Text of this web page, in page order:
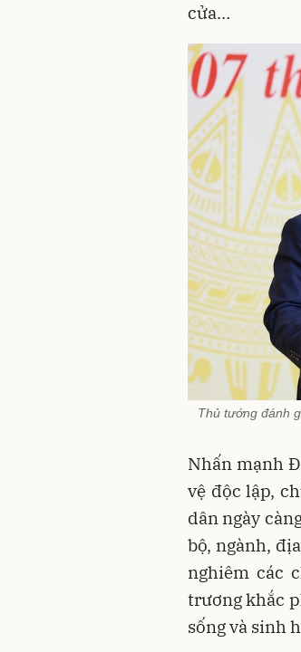
cửa…
Thủ tướng đánh
Nhấn mạnh
vệ độc lập,
dân ngày
bộ, ngành,
nghiêm các
trương khắc
sống và sinh